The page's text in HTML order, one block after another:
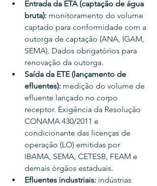
Entrada da ETA (captação de água
bruta): monitoramento do volume
captado para conformidade com a
outorga de captação (ANA, IGAM,
SEMA). Dados obrigatórios para
renovação da outorga.
Saída da ETE (lançamento de
efluentes): medição do volume de
efluente lançado no corpo
receptor. Exigência da Resolução
CONAMA 430/2011 e
condicionante das licenças de
operação (LO) emitidas por
IBAMA, SEMA, CETESB, FEAM e
demais órgãos estaduais.
Efluentes industriais: indústrias